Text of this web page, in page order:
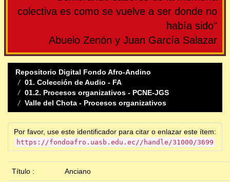
colectiva es como se vuelve a ser donde no
había sido"
Abuelo Zenón y Juan García Salazar
Repositorio Digital Fondo Afro-Andino
01. Colección de Audio - FA
01.2. Procesos organizativos - PCNE-JGS
Valle del Chota - Procesos organizativos
Por favor, use este identificador para citar o enlazar este ítem:
https://fondoafro.uasb.edu.ec//handle/31000/3699
Título : Anciano